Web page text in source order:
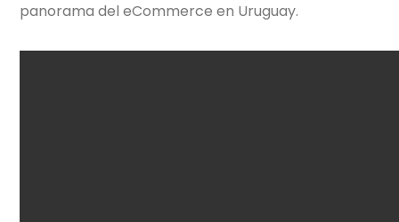
panorama del eCommerce en Uruguay.